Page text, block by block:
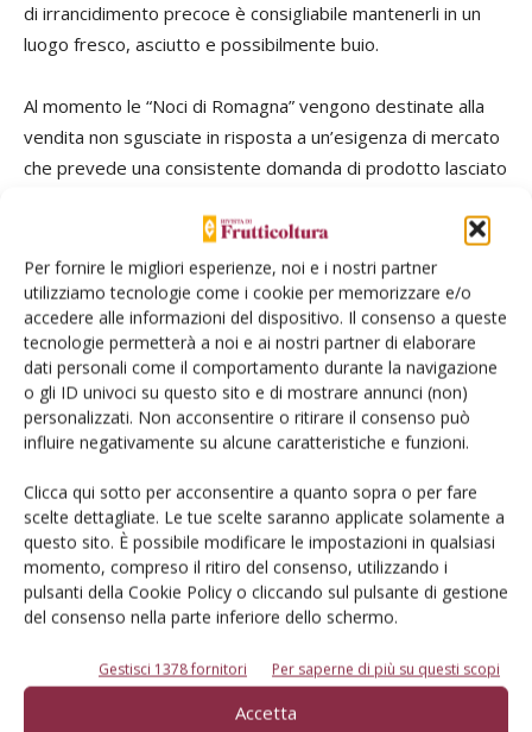
Per fornire le migliori esperienze, noi e i nostri partner
utilizziamo tecnologie come i cookie per memorizzare e/o
accedere alle informazioni del dispositivo. Il consenso a queste
tecnologie permetterà a noi e ai nostri partner di elaborare
dati personali come il comportamento durante la navigazione
o gli ID univoci su questo sito e di mostrare annunci (non)
personalizzati. Non acconsentire o ritirare il consenso può
influire negativamente su alcune caratteristiche e funzioni.
Clicca qui sotto per acconsentire a quanto sopra o per fare
scelte dettagliate. Le tue scelte saranno applicate solamente a
questo sito. È possibile modificare le impostazioni in qualsiasi
momento, compreso il ritiro del consenso, utilizzando i
pulsanti della Cookie Policy o cliccando sul pulsante di gestione
del consenso nella parte inferiore dello schermo.
Gestisci 1378 fornitori Per saperne di più su questi scopi
Accetta
di irrancidimento precoce è consigliabile mantenerli in un
luogo fresco, asciutto e possibilmente buio.
Al momento le “Noci di Romagna” vengono destinate alla
vendita non sgusciate in risposta a un’esigenza di mercato
che prevede una consistente domanda di prodotto lasciato
formati: dai bauletti da 500 g, per poi passare alle reti da
1.800 g, sacchi in juta da 5 kg per i mercati ortofrutticoli e
sacchi in carta da 10 kg per la gdo.
Allegati
Scarica il file: Noce, filiera per l’EmiliaRomagna
TAG noce
Facebook Twitter